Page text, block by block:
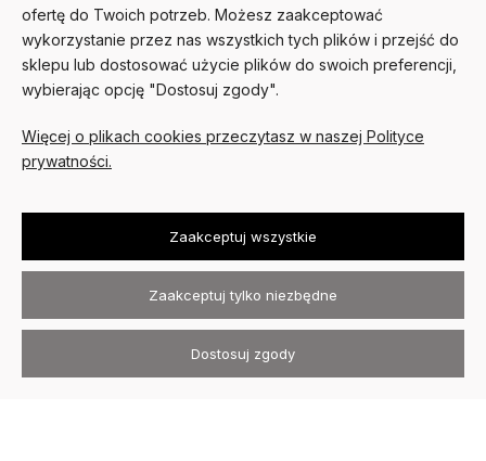
MOJE KONTO
PŁATNOŚCI I DOSTAWA
O NAS
Kurtki skórzane David Ryan © 2026 Wszystkie prawa zastrzeżone.
Sklep internetowy Shoper.pl
ofertę do Twoich potrzeb. Możesz zaakceptować
wykorzystanie przez nas wszystkich tych plików i przejść do
sklepu lub dostosować użycie plików do swoich preferencji,
wybierając opcję "Dostosuj zgody".
Więcej o plikach cookies przeczytasz w naszej Polityce
prywatności.
Zaakceptuj wszystkie
Zaakceptuj tylko niezbędne
Dostosuj zgody